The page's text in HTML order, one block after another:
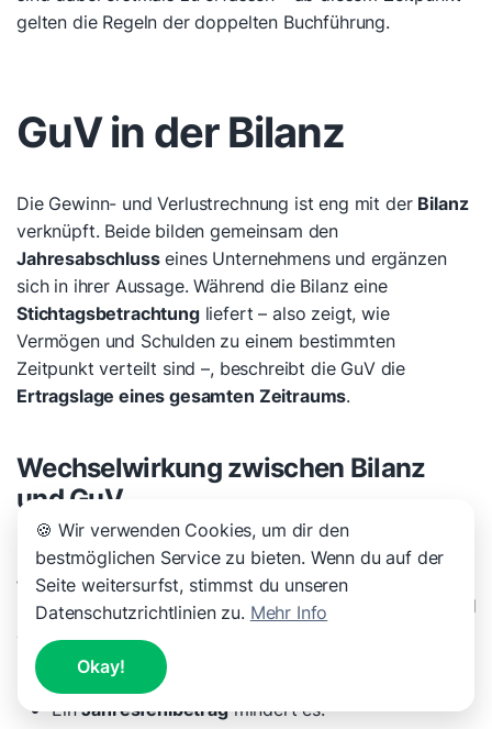
gelten die Regeln der doppelten Buchführung.
GuV in der Bilanz
Die Gewinn- und Verlustrechnung ist eng mit der Bilanz
verknüpft. Beide bilden gemeinsam den
Jahresabschlusseines Unternehmens und ergänzen
sich in ihrer Aussage. Während die Bilanz eine
Stichtagsbetrachtungliefert – also zeigt, wie
Vermögen und Schulden zu einem bestimmten
Zeitpunkt verteilt sind –, beschreibt die GuV die
Ertragslage eines gesamten Zeitraums.
Wechselwirkung zwischen Bilanz
und GuV
Das Ergebnis der GuV –Jahresüberschuss oder
Jahresfehlbetrag– wird am Ende der Periode in die
Bilanz übernommen. Dort verändert es das
Eigenkapital
auf der Passivseite:
EinJahresüberschuss
EinJahresfehlbetragmindert es.
🍪 Wir verwenden Cookies, um dir den
bestmöglichen Service zu bieten. Wenn du auf der
Seite weitersurfst, stimmst du unseren
Datenschutzrichtlinien zu. Mehr Info
Okay!